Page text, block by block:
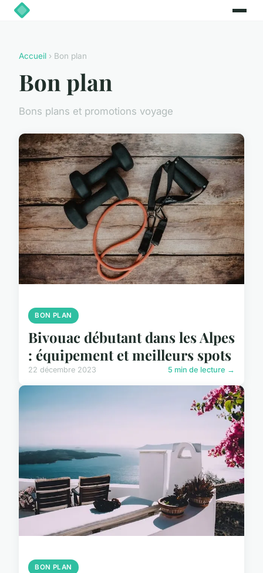
Accueil › Bon plan
Bon plan
Bons plans et promotions voyage
BON PLAN
Bivouac débutant dans les Alpes
: équipement et meilleurs spots
22 décembre 2023 5 min de lecture →
BON PLAN